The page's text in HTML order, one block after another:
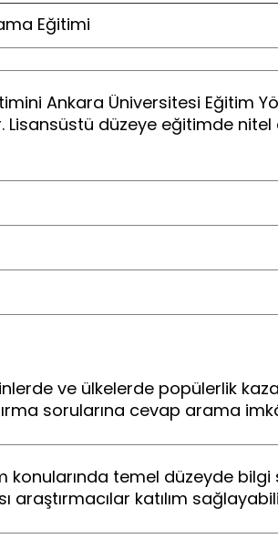
Eğitimi
Ankara Üniversitesi Eğitim
düzeye eğitimde
ve ülkelerde popülerlik
sorularına cevap arama
temel düzeyde bilgi
katılım